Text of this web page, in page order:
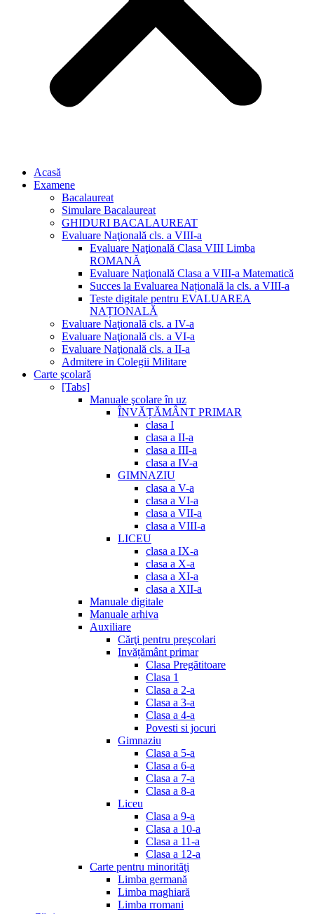
Acasă
Examene
Bacalaureat
Simulare Bacalaureat
GHIDURI BACALAUREAT
Evaluare Naţională cls. a VIII-a
Evaluare Naţională Clasa VIII Limba
ROMANĂ
Evaluare Naţională Clasa a VIII-a Matematică
Succes la Evaluarea Națională la cls. a VIII-a
Teste digitale pentru EVALUAREA
NAȚIONALĂ
Evaluare Naţională cls. a IV-a
Evaluare Naţională cls. a VI-a
Evaluare Naţională cls. a II-a
Admitere in Colegii Militare
Carte şcolară
[Tabs]
Manuale şcolare în uz
ÎNVĂȚĂMÂNT PRIMAR
clasa I
clasa a II-a
clasa a III-a
clasa a IV-a
GIMNAZIU
clasa a V-a
clasa a VI-a
clasa a VII-a
clasa a VIII-a
LICEU
clasa a IX-a
clasa a X-a
clasa a XI-a
clasa a XII-a
Manuale digitale
Manuale arhiva
Auxiliare
Cărţi pentru preşcolari
Invățământ primar
Clasa Pregătitoare
Clasa 1
Clasa a 2-a
Clasa a 3-a
Clasa a 4-a
Povesti si jocuri
Gimnaziu
Clasa a 5-a
Clasa a 6-a
Clasa a 7-a
Clasa a 8-a
Liceu
Clasa a 9-a
Clasa a 10-a
Clasa a 11-a
Clasa a 12-a
Carte pentru minorităţi
Limba germană
Limba maghiară
Limba rromani